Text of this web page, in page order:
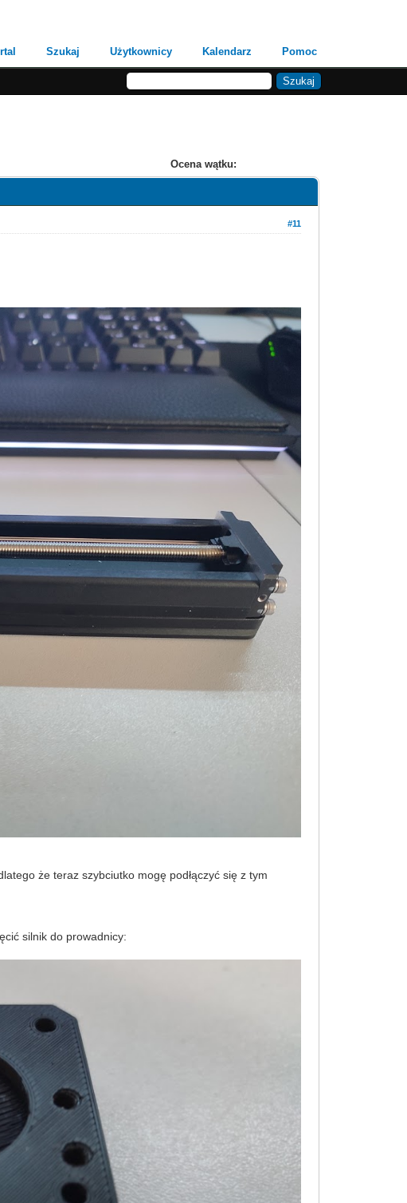
Szukaj Użytkownicy Kalendarz Pomoc
Ocena wątku:
#11
że teraz szybciutko mogę podłączyć się z tym
silnik do prowadnicy: